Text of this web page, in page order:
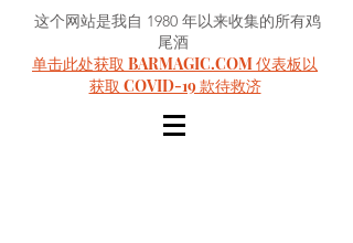
这个网站是我自 1980 年以来收集的所有鸡
尾酒
单击此处获取 BARMAGIC.COM 仪表板以
获取 COVID-19 款待救济